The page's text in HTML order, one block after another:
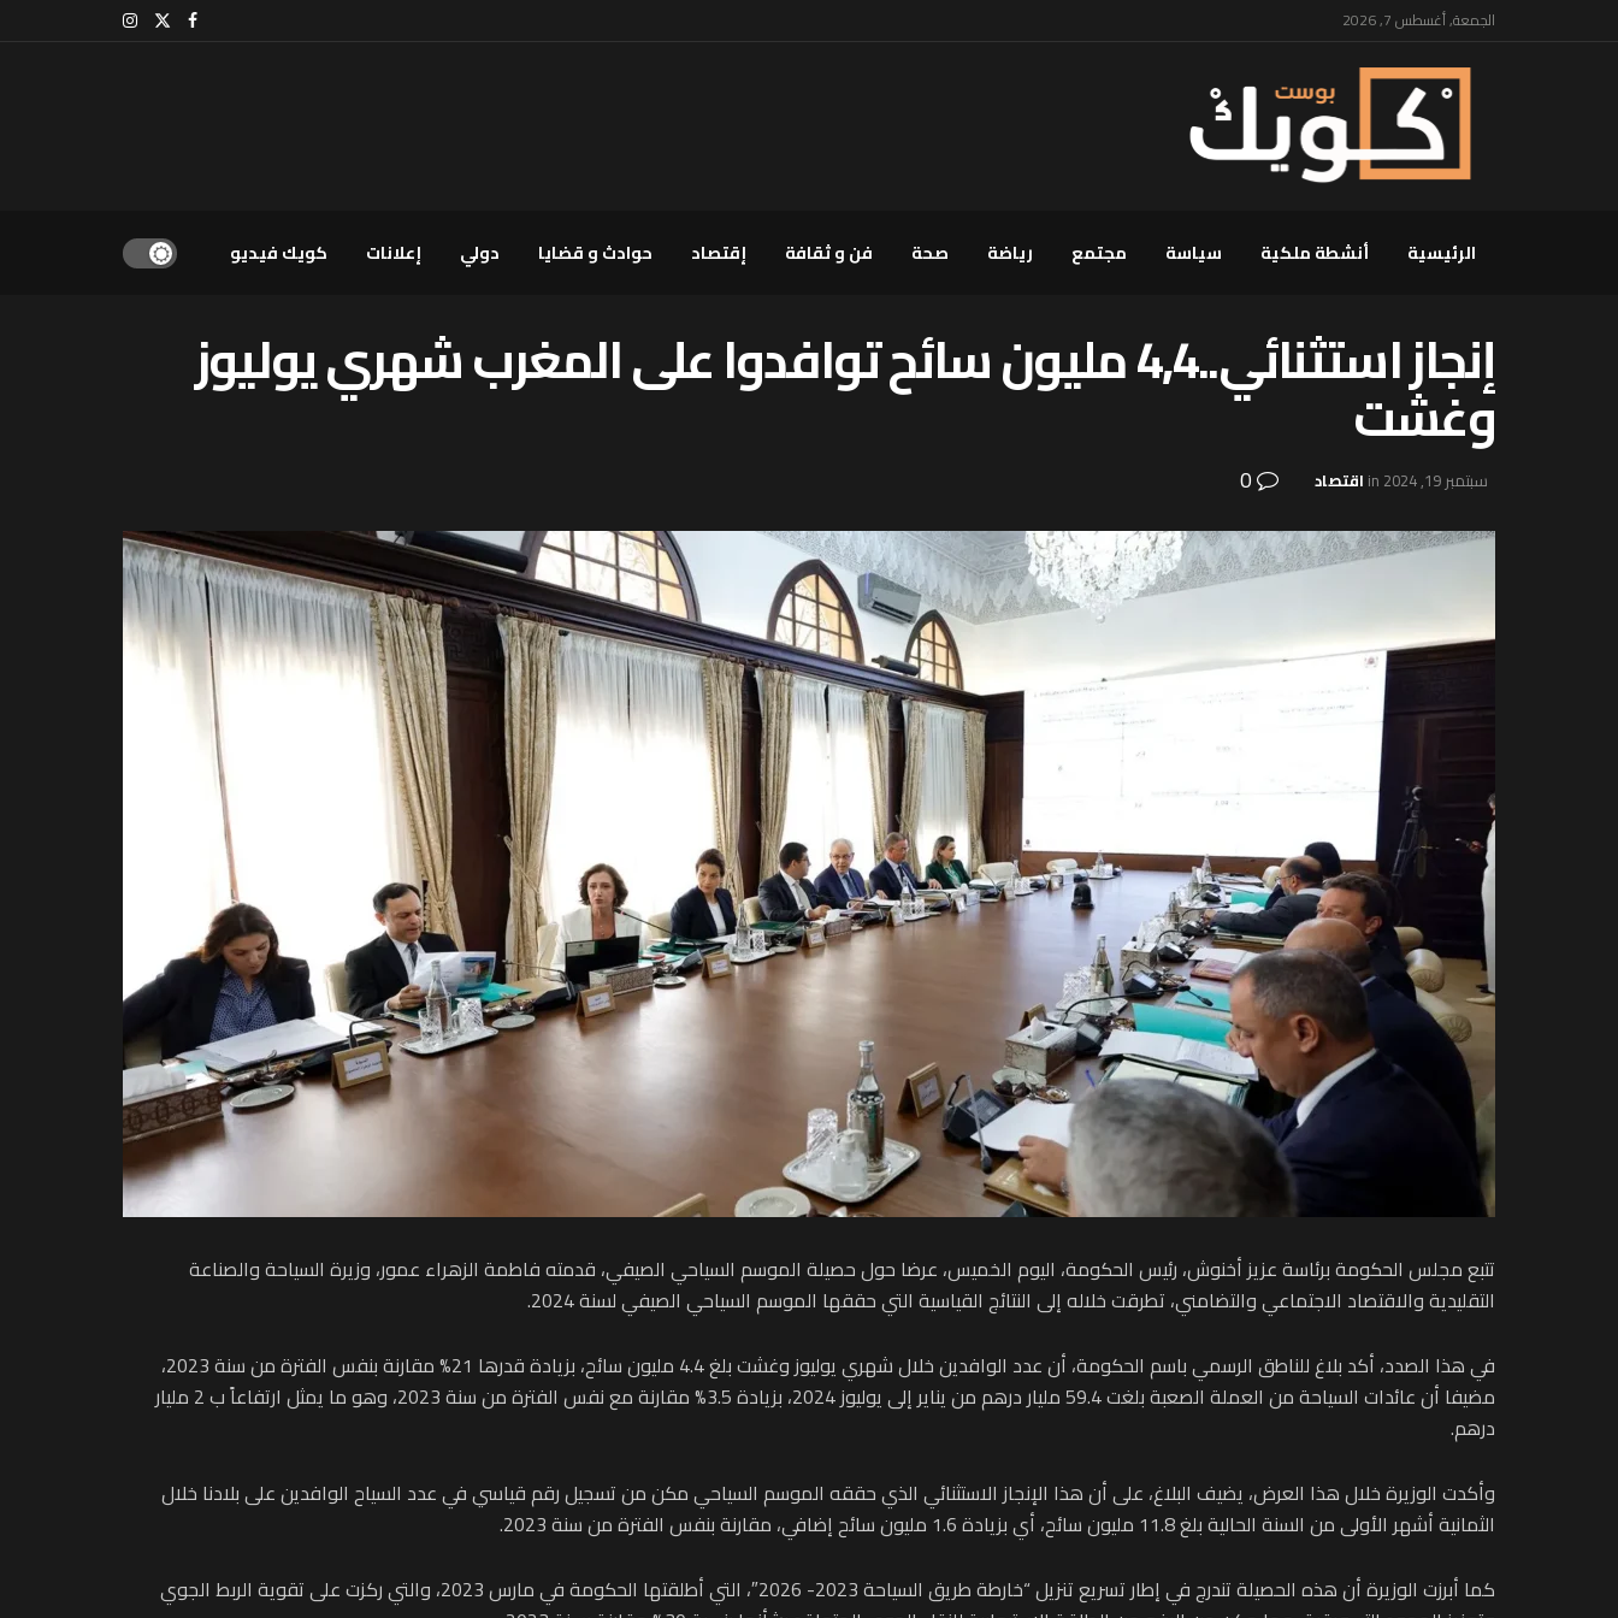
الجمعة, أغسطس 7, 2026
الرئيسية أنشطة ملكية سياسة مجتمع رياضة صحة فن و ثقافة إقتصاد حوادث و قضايا دولي إعلانات كويك فيديو
إنجاز استثنائي..4,4 مليون سائح توافدوا على المغرب شهري يوليوز
وغشت
سبتمبر 19, 2024 in اقتصاد
تتبع مجلس الحكومة برئاسة عزيز أخنوش، رئيس الحكومة، اليوم الخميس، عرضا حول حصيلة الموسم السياحي الصيفي، قدمته فاطمة الزهراء عمور، وزيرة السياحة والصناعة
التقليدية والاقتصاد الاجتماعي والتضامني، تطرقت خلاله إلى النتائج القياسية التي حققها الموسم السياحي الصيفي لسنة 2024.
في هذا الصدد، أكد بلاغ للناطق الرسمي باسم الحكومة، أن عدد الوافدين خلال شهري يوليوز وغشت بلغ 4.4 مليون سائح، بزيادة قدرها 21% مقارنة بنفس الفترة من سنة 2023،
مضيفا أن عائدات السياحة من العملة الصعبة بلغت 59.4 مليار درهم من يناير إلى يوليوز 2024، بزيادة 3.5% مقارنة مع نفس الفترة من سنة 2023، وهو ما يمثل ارتفاعاً ب 2 مليار
درهم.
وأكدت الوزيرة خلال هذا العرض، يضيف البلاغ، على أن هذا الإنجاز الاستثنائي الذي حققه الموسم السياحي مكن من تسجيل رقم قياسي في عدد السياح الوافدين على بلادنا خلال
الثمانية أشهر الأولى من السنة الحالية بلغ 11.8 مليون سائح، أي بزيادة 1.6 مليون سائح إضافي، مقارنة بنفس الفترة من سنة 2023.
كما أبرزت الوزيرة أن هذه الحصيلة تندرج في إطار تسريع تنزيل “خارطة طريق السياحة 2023- 2026″، التي أطلقتها الحكومة في مارس 2023، والتي ركزت على تقوية الربط الجوي